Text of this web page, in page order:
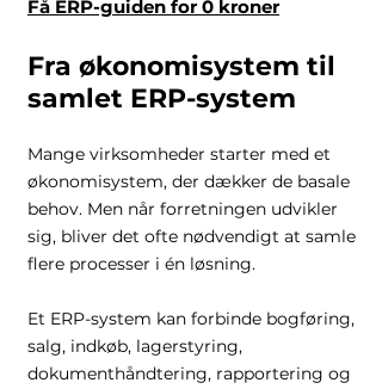
Få ERP-guiden for 0 kroner
Fra økonomisystem til
samlet ERP-system
Mange virksomheder starter med et
økonomisystem, der dækker de basale
behov. Men når forretningen udvikler
sig, bliver det ofte nødvendigt at samle
flere processer i én løsning.
Et ERP-system kan forbinde bogføring,
salg, indkøb, lagerstyring,
dokumenthåndtering, rapportering og